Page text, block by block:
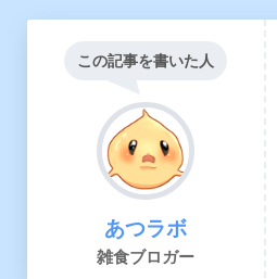
この記事を書いた人
あつラボ
雑食ブロガー